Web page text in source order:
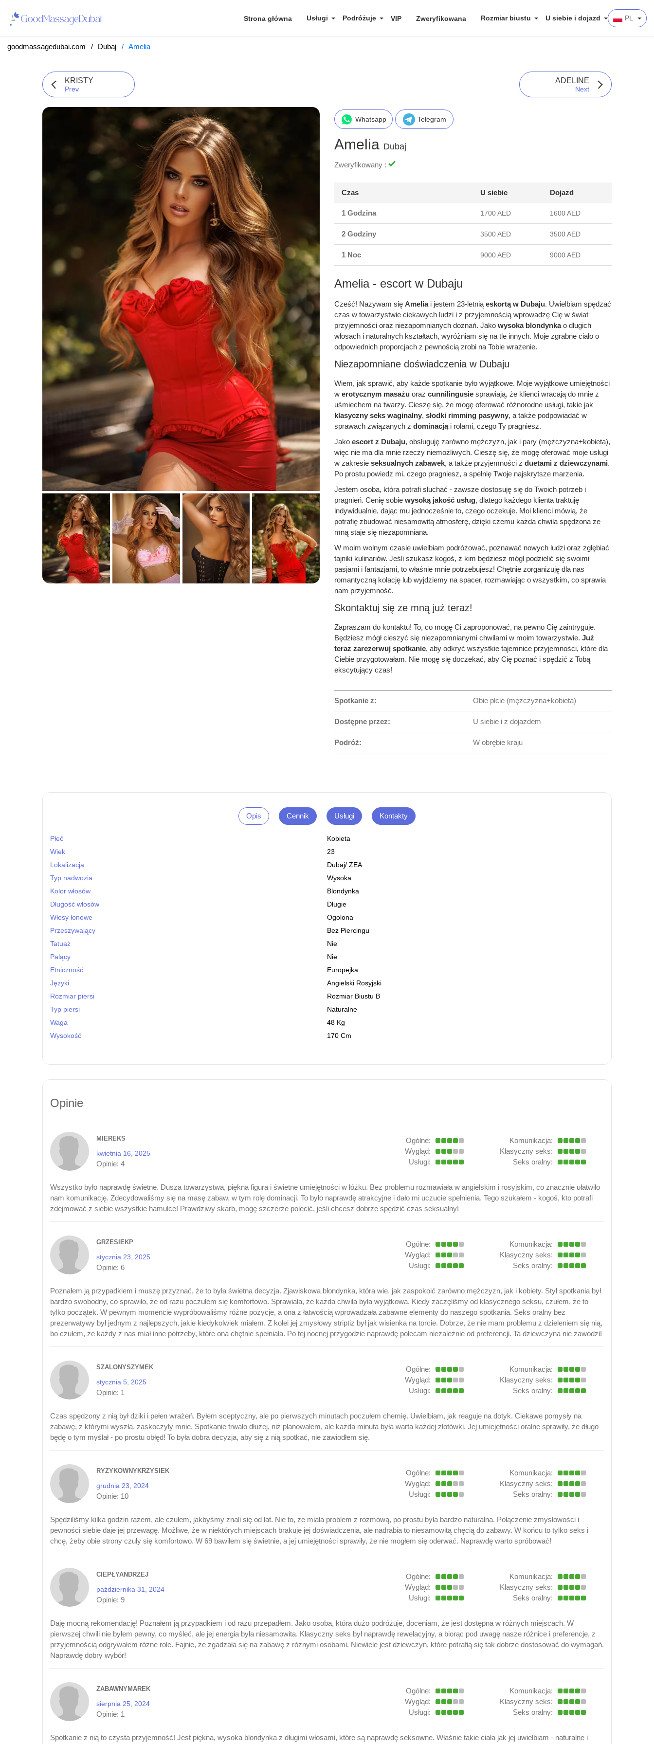
Strona główna Usługi Podróżuje VIP Zweryfikowana Rozmiar biustu U siebie i dojazd PL
goodmassagedubai.com Dubaj Amelia
KRISTY
Prev
ADELINE
Next
Whatsapp Telegram
Amelia - escort w Dubaju
Cześć! Nazywam się Ameliai jestem 23-letnią eskortą w Dubaju. Uwielbiam spędzać
czas w towarzystwie ciekawych ludzi i z przyjemnością wprowadzę Cię w świat
przyjemności oraz niezapomnianych doznań. Jako wysoka blondynkao długich
włosach i naturalnych kształtach, wyróżniam się na tle innych. Moje zgrabne ciało o
odpowiednich proporcjach z pewnością zrobi na Tobie wrażenie.
Niezapomniane doświadczenia w Dubaju
Wiem, jak sprawić, aby każde spotkanie było wyjątkowe. Moje wyjątkowe umiejętności
w erotycznym masażu oraz cunnilingusie sprawiają, że klienci wracają do mnie z
uśmiechem na twarzy. Cieszę się, że mogę oferować różnorodne usługi, takie jak
klasyczny seks waginalny, słodki rimming pasywny, a także podpowiadać w
sprawach związanych z dominacjąi rolami, czego Ty pragniesz.
Jako escort z Dubaju, obsługuję zarówno mężczyzn, jak i pary (mężczyzna+kobieta),
więc nie ma dla mnie rzeczy niemożliwych. Cieszę się, że mogę oferować moje usługi
w zakresie seksualnych zabawek, a także przyjemności z duetami z dziewczynami.
Po prostu powiedz mi, czego pragniesz, a spełnię Twoje najskrytsze marzenia.
Jestem osoba, która potrafi słuchać - zawsze dostosuję się do Twoich potrzeb i
pragnień. Cenię sobie wysoką jakość usług, dlatego każdego klienta traktuję
indywidualnie, dając mu jednocześnie to, czego oczekuje. Moi klienci mówią, że
potrafię zbudować niesamowitą atmosferę, dzięki czemu każda chwila spędzona ze
mną staje się niezapomniana.
W moim wolnym czasie uwielbiam podróżować, poznawać nowych ludzi oraz zgłębiać
tajniki kulinariów. Jeśli szukasz kogoś, z kim będziesz mógł podzielić się swoimi
pasjami i fantazjami, to właśnie mnie potrzebujesz! Chętnie zorganizuję dla nas
romantyczną kolację lub wyjdziemy na spacer, rozmawiając o wszystkim, co sprawia
nam przyjemność.
Skontaktuj się ze mną już teraz!
Zapraszam do kontaktu! To, co mogę Ci zaproponować, na pewno Cię zaintryguje.
Będziesz mógł cieszyć się niezapomnianymi chwilami w moim towarzystwie. Już
teraz zarezerwuj spotkanie, aby odkryć wszystkie tajemnice przyjemności, które dla
Ciebie przygotowałam. Nie mogę się doczekać, aby Cię poznać i spędzić z Tobą
ekscytujący czas!
Amelia Dubaj
Zweryfikowany :
Czas U siebie Dojazd
1 Godzina 1700 AED 1600 AED
2 Godziny 3500 AED 3500 AED
1 Noc 9000 AED 9000 AED
Spotkanie z: Obie płcie (mężczyzna+kobieta)
Dostępne przez: U siebie i z dojazdem
Podróż: W obrębie kraju
Opis Cennik Usługi Kontakty
Płeć
Kobieta
Wiek
23
Lokalizacja
Dubaj/ ZEA
Typ nadwozia
Wysoka
Kolor włosów
Blondynka
Długość włosów
Długie
Włosy łonowe
Ogolona
Przeszywający
Bez Piercingu
Tatuaż
Nie
Palący
Nie
Etniczność
Europejka
Języki
Angielski Rosyjski
Rozmiar piersi
Rozmiar Biustu B
Typ piersi
Naturalne
Waga
48 Kg
Wysokość
170 Cm
Opinie
MIEREKS
kwietnia 16, 2025
Opinie: 4
Ogólne:
Wygląd:
Usługi:
Komunikacja:
Klasyczny seks:
Seks oralny:
Wszystko było naprawdę świetne. Dusza towarzystwa, piękna figura i świetne umiejętności w łóżku. Bez problemu rozmawiała w angielskim i rosyjskim, co znacznie ułatwiło
nam komunikację. Zdecydowaliśmy się na masę zabaw, w tym rolę dominacji. To było naprawdę atrakcyjne i dało mi uczucie spełnienia. Tego szukałem - kogoś, kto potrafi
zdejmować z siebie wszystkie hamulce! Prawdziwy skarb, mogę szczerze polecić, jeśli chcesz dobrze spędzić czas seksualny!
GRZESIEKP
stycznia 23, 2025
Opinie: 6
Ogólne:
Wygląd:
Usługi:
Komunikacja:
Klasyczny seks:
Seks oralny:
Poznałem ją przypadkiem i muszę przyznać, że to była świetna decyzja. Zjawiskowa blondynka, która wie, jak zaspokoić zarówno mężczyzn, jak i kobiety. Styl spotkania był
bardzo swobodny, co sprawiło, że od razu poczułem się komfortowo. Sprawiała, że każda chwila była wyjątkowa. Kiedy zaczęliśmy od klasycznego seksu, czułem, że to
tylko początek. W pewnym momencie wypróbowaliśmy różne pozycje, a ona z łatwością wprowadzała zabawne elementy do naszego spotkania. Seks oralny bez
prezerwatywy był jednym z najlepszych, jakie kiedykolwiek miałem. Z kolei jej zmysłowy striptiz był jak wisienka na torcie. Dobrze, że nie mam problemu z dzieleniem się nią,
bo czułem, że każdy z nas miał inne potrzeby, które ona chętnie spełniała. Po tej nocnej przygodzie naprawdę polecam niezależnie od preferencji. Ta dziewczyna nie zawodzi!
SZALONYSZYMEK
stycznia 5, 2025
Opinie: 1
Ogólne:
Wygląd:
Usługi:
Komunikacja:
Klasyczny seks:
Seks oralny:
Czas spędzony z nią był dziki i pełen wrażeń. Byłem sceptyczny, ale po pierwszych minutach poczułem chemię. Uwielbiam, jak reaguje na dotyk. Ciekawe pomysły na
zabawę, z którymi wyszła, zaskoczyły mnie. Spotkanie trwało dłużej, niż planowałem, ale każda minuta była warta każdej złotówki. Jej umiejętności oralne sprawiły, że długo
będę o tym myślał - po prostu obłęd! To była dobra decyzja, aby się z nią spotkać, nie zawiodłem się.
RYZYKOWNYKRZYSIEK
grudnia 23, 2024
Opinie: 10
Ogólne:
Wygląd:
Usługi:
Komunikacja:
Klasyczny seks:
Seks oralny:
Spędziliśmy kilka godzin razem, ale czułem, jakbyśmy znali się od lat. Nie to, że miała problem z rozmową, po prostu była bardzo naturalna. Połączenie zmysłowości i
pewności siebie daje jej przewagę. Możliwe, że w niektórych miejscach brakuje jej doświadczenia, ale nadrabia to niesamowitą chęcią do zabawy. W końcu to tylko seks i
chcę, żeby obie strony czuły się komfortowo. W 69 bawiłem się świetnie, a jej umiejętności sprawiły, że nie mogłem się oderwać. Naprawdę warto spróbować!
CIEPŁYANDRZEJ
października 31, 2024
Opinie: 9
Ogólne:
Wygląd:
Usługi:
Komunikacja:
Klasyczny seks:
Seks oralny:
Daję mocną rekomendację! Poznałem ją przypadkiem i od razu przepadłem. Jako osoba, która dużo podróżuje, doceniam, że jest dostępna w różnych miejscach. W
pierwszej chwili nie byłem pewny, co myśleć, ale jej energia była niesamowita. Klasyczny seks był naprawdę rewelacyjny, a biorąc pod uwagę nasze różnice i preferencje, z
przyjemnością odgrywałem różne role. Fajnie, że zgadzała się na zabawę z różnymi osobami. Niewiele jest dziewczyn, które potrafią się tak dobrze dostosować do wymagań.
Naprawdę dobry wybór!
ZABAWNYMAREK
sierpnia 25, 2024
Opinie: 1
Ogólne:
Wygląd:
Usługi:
Komunikacja:
Klasyczny seks:
Seks oralny:
Spotkanie z nią to czysta przyjemność! Jest piękna, wysoka blondynka z długimi włosami, które są naprawdę seksowne. Właśnie takie ciała jak jej uwielbiam - naturalne i